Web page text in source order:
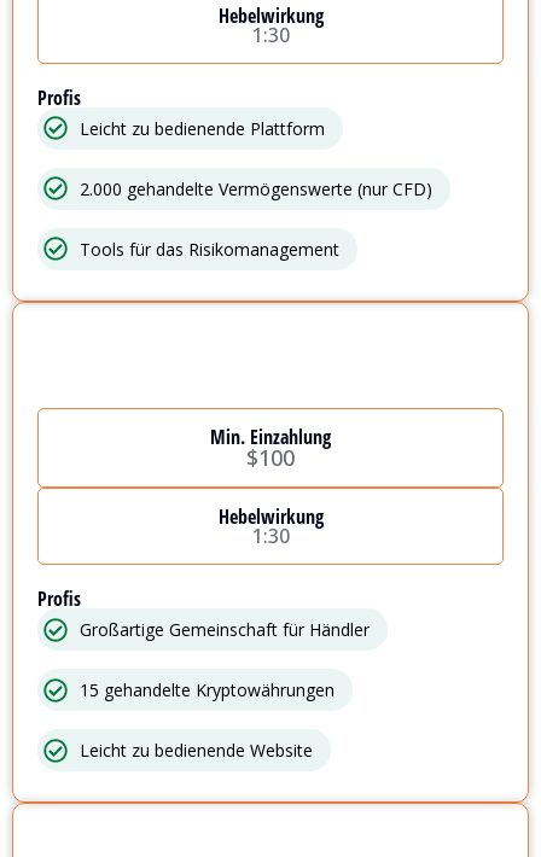
Hebelwirkung
1:30
Profis
Leicht zu bedienende Plattform
2.000 gehandelte Vermögenswerte (nur CFD)
Tools für das Risikomanagement
Min. Einzahlung
$100
Hebelwirkung
1:30
Profis
Großartige Gemeinschaft für Händler
15 gehandelte Kryptowährungen
Leicht zu bedienende Website